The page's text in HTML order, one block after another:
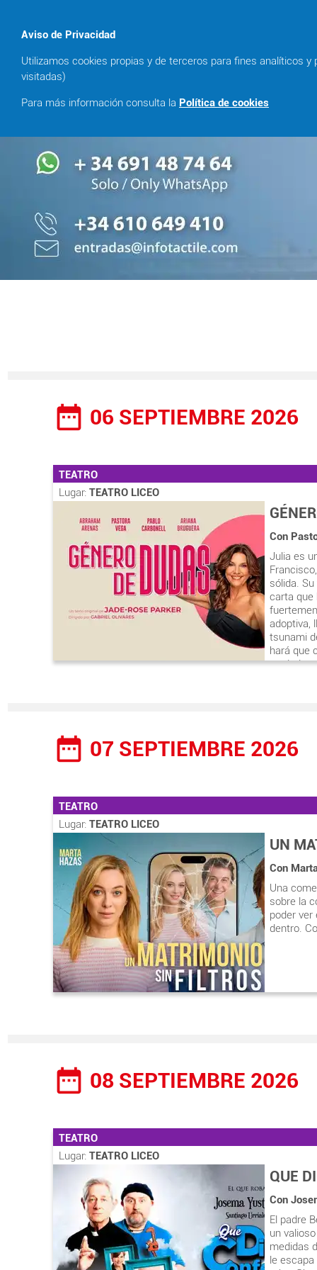
Aviso de Privacidad
Utilizamos cookies propias y de terceros para fines analíticos
visitadas)
Para más información consulta la Política de cookies
emailRecupera Tu Entrada
shopping_cart
date_range 06 SEPTIEMBRE 2026
TEATRO
Lugar: TEATRO LICEO
Con
Julia es
sólida.
carta que
adoptiva,
tsunami
hará que
date_range 07 SEPTIEMBRE 2026
TEATRO
Lugar: TEATRO LICEO
UN
Con
Una
sobre la
poder
dentro.
date_range 08 SEPTIEMBRE 2026
TEATRO
Lugar: TEATRO LICEO
QUE
Con
El padre
un
medidas
le